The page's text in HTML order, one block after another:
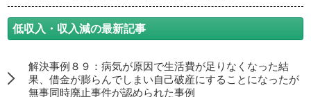
低収入・収入減の最新記事
解決事例８９：病気が原因で生活費が足りなくなった結
果、借金が膨らんでしまい自己破産にすることになったが
無事同時廃止事件が認められた事例